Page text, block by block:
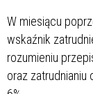
W miesiącu
wskaźnik
rozumieniu
oraz